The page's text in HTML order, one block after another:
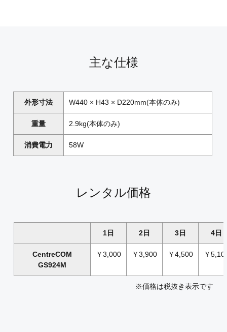
主な仕様
外形寸法 W440 × H43 × D220mm(本体のみ)
重量 2.9kg(本体のみ)
消費電力 58W
レンタル価格
1日 2日 3日 4日
CentreCOM
GS924M
￥3,000 ￥3,900 ￥4,500 ￥
※価格は税抜き表示です